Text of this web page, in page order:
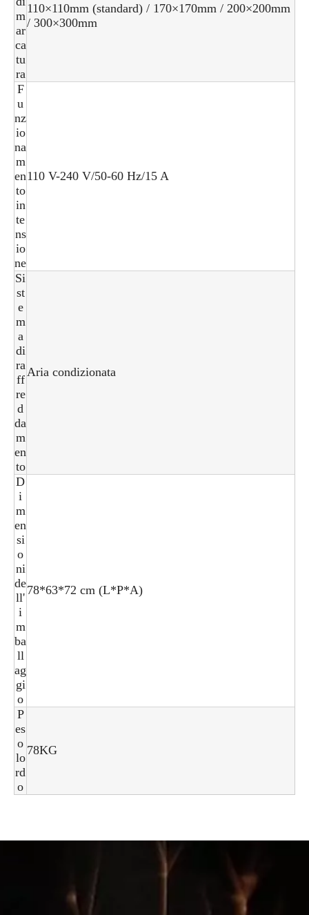
m
ar
ca
tu
ra
110×110mm (standard) / 170×170mm / 200×200mm
/ 300×300mm
F
u
nz
io
na
m
en
to
in
te
ns
io
ne
110 V-240 V/50-60 Hz/15 A
Si
st
e
m
a
di
ra
ff
re
d
da
m
en
to
Aria condizionata
D
i
m
en
si
o
ni
de
ll'
i
m
ba
ll
ag
gi
o
78*63*72 cm (L*P*A)
P
es
o
lo
rd
o
78KG